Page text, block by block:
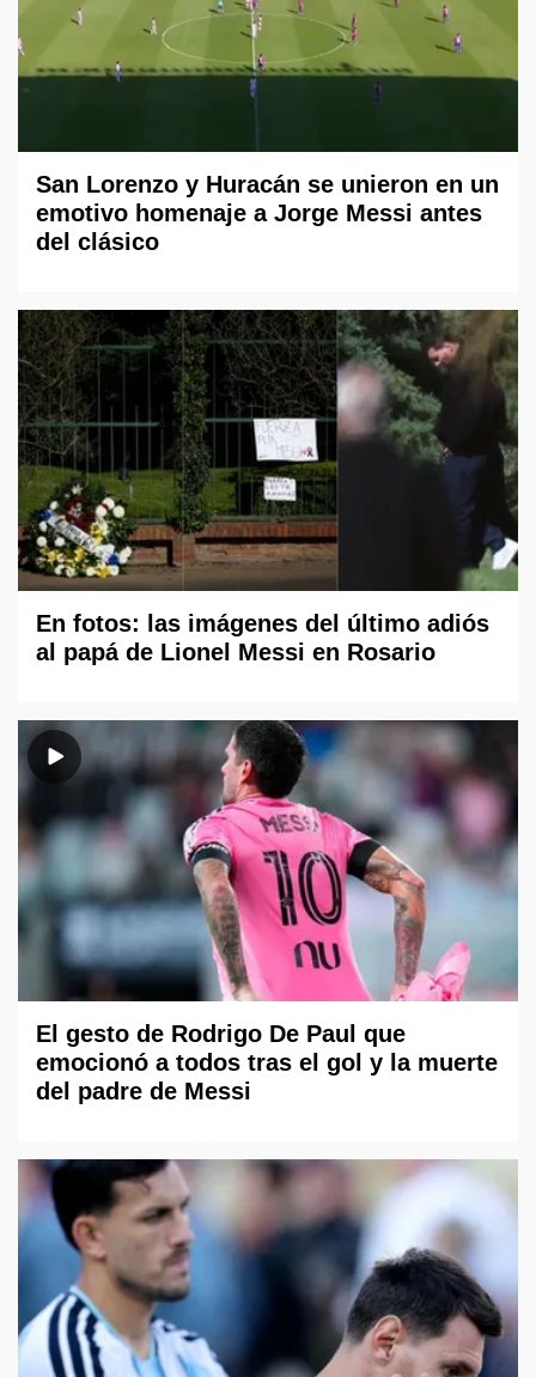
San Lorenzo y Huracán se unieron en un
emotivo homenaje a Jorge Messi antes
del clásico
En fotos: las imágenes del último adiós
al papá de Lionel Messi en Rosario
El gesto de Rodrigo De Paul que
emocionó a todos tras el gol y la muerte
del padre de Messi